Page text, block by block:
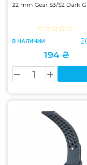
22 mm Gear S3/S2 Dark
В НАЛИЧИИ
194 ₴